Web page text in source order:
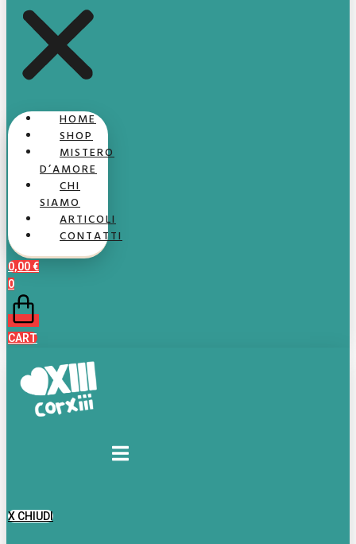
HOME
SHOP
MISTERO
D’AMORE
CHI
SIAMO
ARTICOLI
CONTATTI
0,00€
0
CART
X CHIUDI